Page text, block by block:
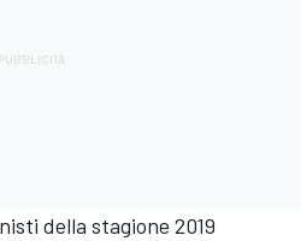
della stagione 2019